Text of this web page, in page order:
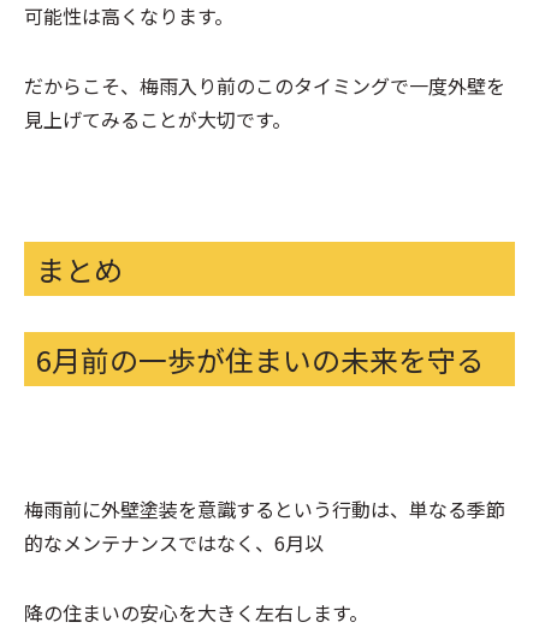
可能性は高くなります。
だからこそ、梅雨入り前のこのタイミングで一度外壁を
見上げてみることが大切です。
まとめ
6月前の一歩が住まいの未来を守る
梅雨前に外壁塗装を意識するという行動は、単なる季節
的なメンテナンスではなく、6月以
降の住まいの安心を大きく左右します。